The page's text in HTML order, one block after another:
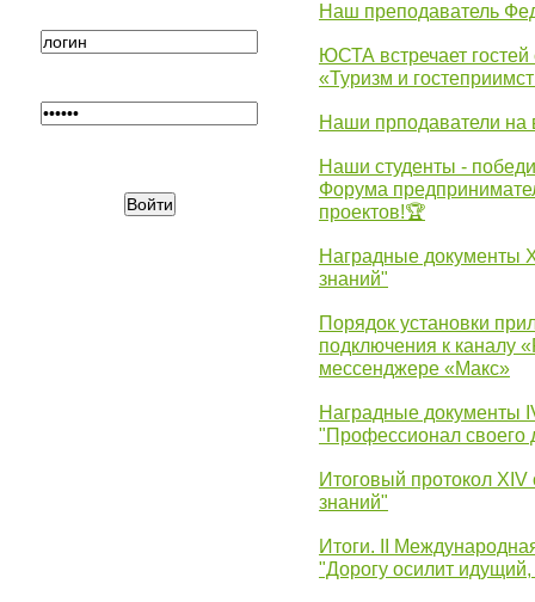
Наш преподаватель
ЮСТА встречает гостей
«Туризм и
Наши прподаватели
Наши студенты -
Форума
проектов!🏆
Наградные документы
знаний"
Порядок установки
подключения к каналу
мессенджере «Макс»
Наградные документы
"Профессионал своего
Итоговый протокол
знаний"
Итоги. II
"Дорогу осилит